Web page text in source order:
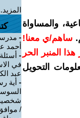
والمساواة
ساهم/ي معنا!
هذا المنبر الحر
التحويل
-
أحمد
-
في
عبد
- أية
شخصية
/